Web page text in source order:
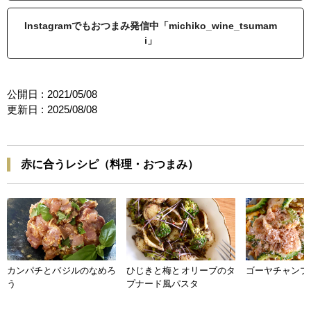
Instagramでもおつまみ発信中「michiko_wine_tsumam
i」
公開日 : 2021/05/08
更新日 : 2025/08/08
赤に合うレシピ（料理・おつまみ）
カンパチとバジルのなめろ
う
ひじきと梅とオリーブのタ
プナード風パスタ
ゴーヤチャンプ